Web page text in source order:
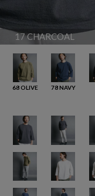
17 CHARCOAL
68 OLIVE 78 NAVY